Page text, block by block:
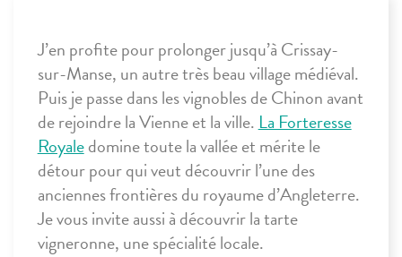
J’en profite pour prolonger jusqu’à Crissay-
sur-Manse, un autre très beau village médiéval.
Puis je passe dans les vignobles deChinon avant
de rejoindre la Vienne et la ville. La Forteresse
Royaledomine toute la vallée et mérite le
détour pour qui veut découvrir l’une des
anciennes frontières du royaume d’Angleterre.
Je vous invite aussi à découvrir la tarte
vigneronne, une spécialité locale.